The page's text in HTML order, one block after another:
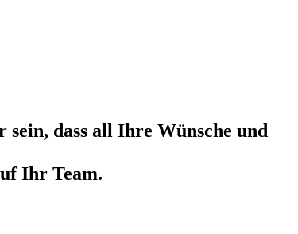
dass all Ihre Wünsche und
Ihr Team.